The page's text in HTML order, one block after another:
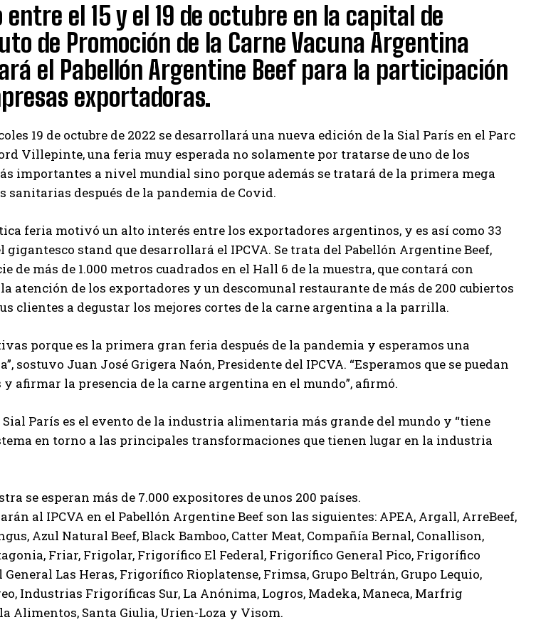
entre el 15 y el 19 de octubre en la capital de
de Promoción de la Carne Vacuna Argentina
el Pabellón Argentine Beef para la participación
exportadoras.
19 de octubre de 2022 se desarrollará una nueva edición de la Sial París en el Parc
Villepinte, una feria muy esperada no solamente por tratarse de uno de los
importantes a nivel mundial sino porque además se tratará de la primera mega
después de la pandemia de Covid.
feria motivó un alto interés entre los exportadores argentinos, y es así como 33
stand que desarrollará el IPCVA. Se trata del Pabellón Argentine Beef,
de más de 1.000 metros cuadrados en el Hall 6 de la muestra, que contará con
atención de los exportadores y un descomunal restaurante de más de 200 cubiertos
clientes a degustar los mejores cortes de la carne argentina a la parrilla.
porque es la primera gran feria después de la pandemia y esperamos una
sostuvo Juan José Grigera Naón, Presidente del IPCVA. “Esperamos que se puedan
afirmar la presencia de la carne argentina en el mundo”, afirmó.
Sial París es el evento de la industria alimentaria más grande del mundo y “tiene
en torno a las principales transformaciones que tienen lugar en la industria
se esperan más de 7.000 expositores de unos 200 países.
al IPCVA en el Pabellón Argentine Beef son las siguientes: APEA, Argall, ArreBeef,
Azul Natural Beef, Black Bamboo, Catter Meat, Compañía Bernal, Conallison,
Friar, Frigolar, Frigorífico El Federal, Frigorífico General Pico, Frigorífico
Las Heras, Frigorífico Rioplatense, Frimsa, Grupo Beltrán, Grupo Lequio,
Industrias Frigoríficas Sur, La Anónima, Logros, Madeka, Maneca, Marfrig
Alimentos, Santa Giulia, Urien-Loza y Visom.